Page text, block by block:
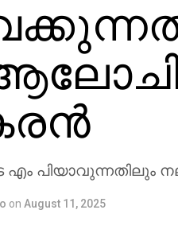
എം
on August 11, 2025